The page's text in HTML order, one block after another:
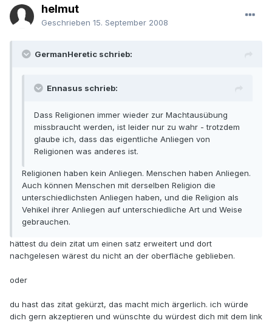
helmut
Geschrieben 15. September 2008
GermanHeretic schrieb:
Ennasus schrieb:
Dass Religionen immer wieder zur Machtausübung
missbraucht werden, ist leider nur zu wahr - trotzdem
glaube ich, dass das eigentliche Anliegen von
Religionen was anderes ist.
Religionen haben kein Anliegen. Menschen haben Anliegen.
Auch können Menschen mit derselben Religion die
unterschiedlichsten Anliegen haben, und die Religion als
Vehikel ihrer Anliegen auf unterschiedliche Art und Weise
gebrauchen.
hättest du dein zitat um einen satz erweitert und dort
nachgelesen wärest du nicht an der oberfläche geblieben.
oder
du hast das zitat gekürzt, das macht mich ärgerlich. ich würde
dich gern akzeptieren und wünschte du würdest dich mit dem link